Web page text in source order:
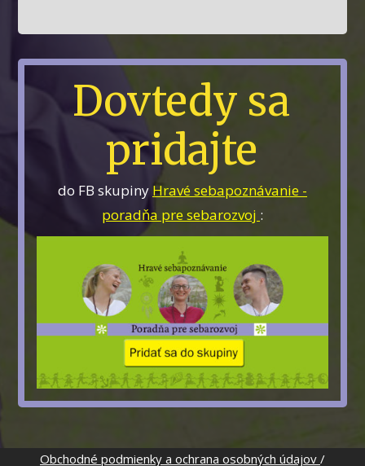
Dovtedy sa
pridajte
do FB skupiny Hravé sebapoznávanie -
poradňa pre sebarozvoj :
Obchodné podmienky a ochrana osobných údajov /